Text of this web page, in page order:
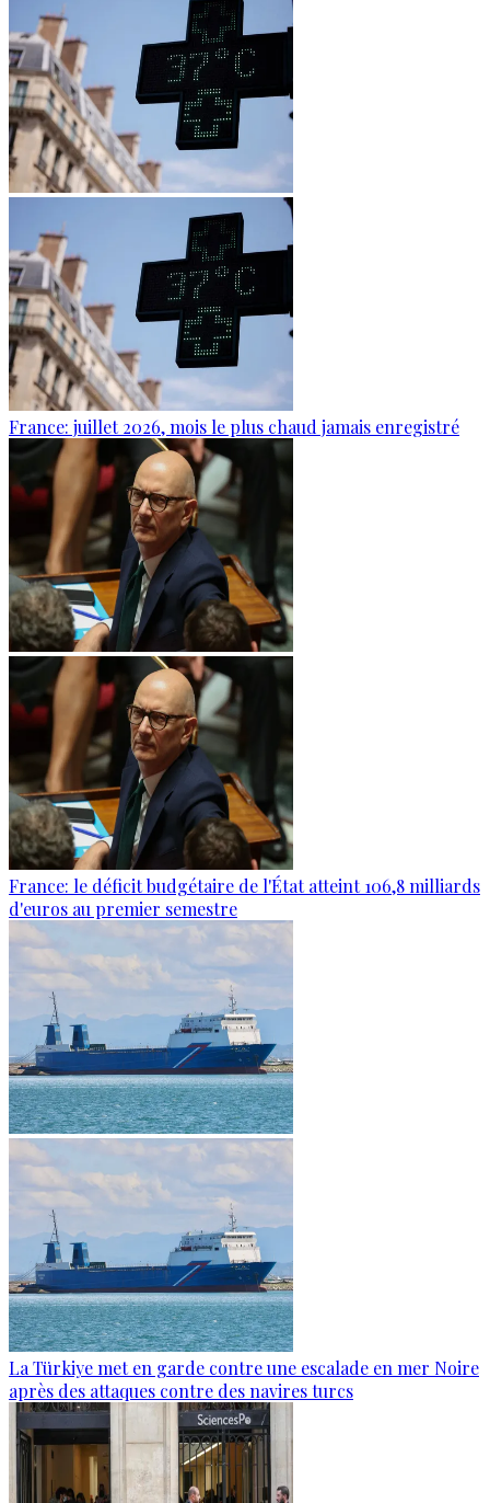
France: juillet 2026, mois le plus chaud jamais enregistré
France: le déficit budgétaire de l'État atteint 106,8 milliards
d'euros au premier semestre
La Türkiye met en garde contre une escalade en mer Noire
après des attaques contre des navires turcs